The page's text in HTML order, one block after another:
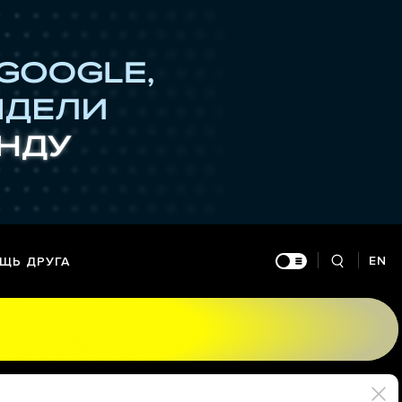
ДРУГА EN